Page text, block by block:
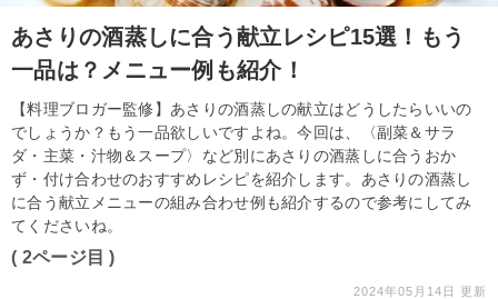
あさりの酒蒸しに合う献立レシピ15選！もう
一品は？メニュー例も紹介！
【料理ブロガー監修】あさりの酒蒸しの献立はどうしたらいいの
でしょうか？もう一品欲しいですよね。今回は、〈副菜＆サラ
ダ・主菜・汁物＆スープ〉など別にあさりの酒蒸しに合うおか
ず・付け合わせのおすすめレシピを紹介します。あさりの酒蒸し
に合う献立メニューの組み合わせ例も紹介するので参考にしてみ
てくださいね。
( 2ページ目 )
2024年05月14日 更新